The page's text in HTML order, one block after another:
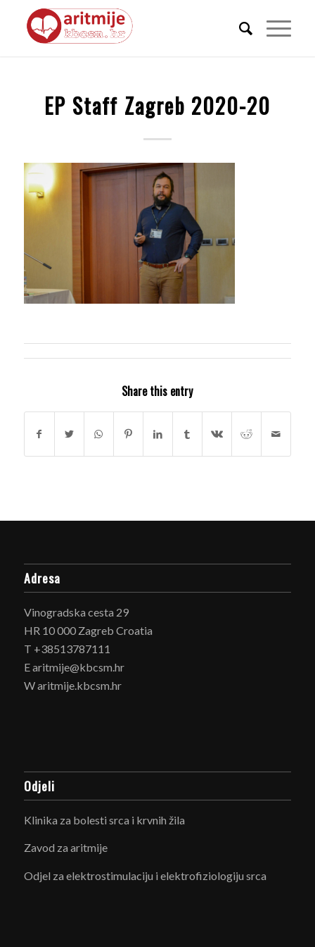
EP Staff Zagreb 2020-20
Share this entry
Adresa
Vinogradska cesta 29
HR 10 000 Zagreb Croatia
T +38513787111
E aritmije@kbcsm.hr
W aritmije.kbcsm.hr
Odjeli
Klinika za bolesti srca i krvnih žila
Zavod za aritmije
Odjel za elektrostimulaciju i elektrofiziologiju srca